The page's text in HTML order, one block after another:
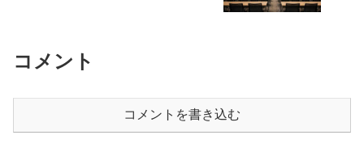
コメント
コメントを書き込む